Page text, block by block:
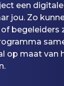
een digitale
jou. Zo
begeleiders
op maat van